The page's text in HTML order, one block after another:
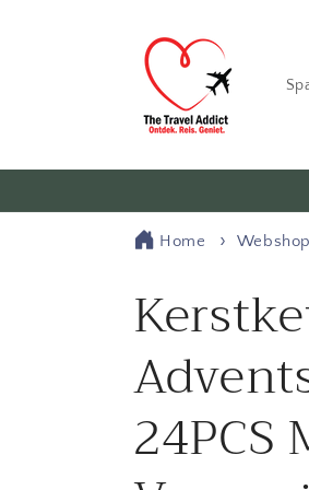
Home Webshop
24PCS